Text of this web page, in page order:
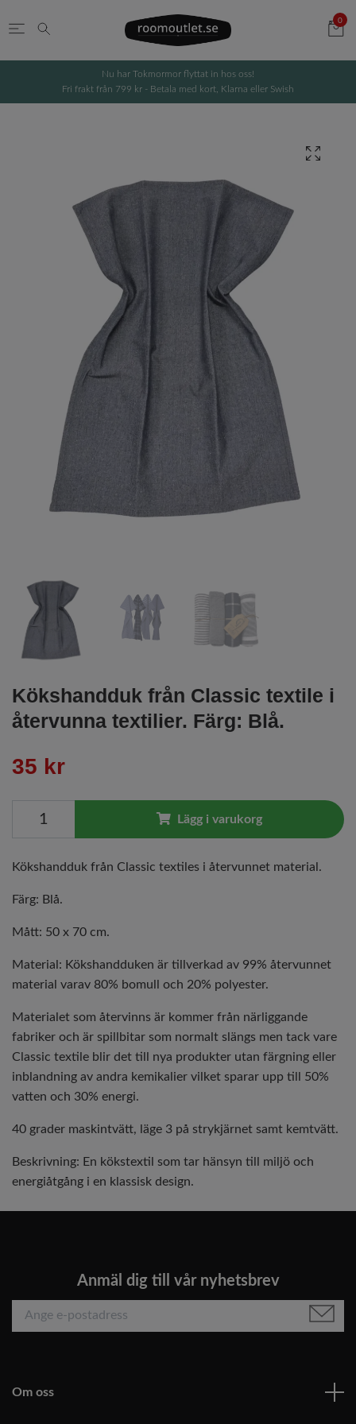
0
Nu har Tokmormor flyttat in hos oss!
Fri frakt från 799 kr - Betala med kort, Klarna eller Swish
Kökshandduk från Classic textile i
återvunna textilier. Färg: Blå.
35 kr
Lägg i varukorg
Kökshandduk från Classic textiles i återvunnet material.
Färg: Blå.
Mått: 50 x 70 cm.
Material: Kökshandduken är tillverkad av 99% återvunnet
material varav 80% bomull och 20% polyester.
Materialet som återvinns är kommer från närliggande
fabriker och är spillbitar som normalt slängs men tack vare
Classic textile blir det till nya produkter utan färgning eller
inblandning av andra kemikalier vilket sparar upp till 50%
vatten och 30% energi.
40 grader maskintvätt, läge 3 på strykjärnet samt kemtvätt.
Beskrivning: En kökstextil som tar hänsyn till miljö och
energiåtgång i en klassisk design.
Anmäl dig till vår nyhetsbrev
Om oss